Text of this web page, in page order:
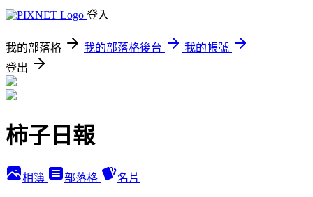
登入
我的部落格 我的部落格後台
我的帳號
登出
柿子日報
相簿 部落格 名片